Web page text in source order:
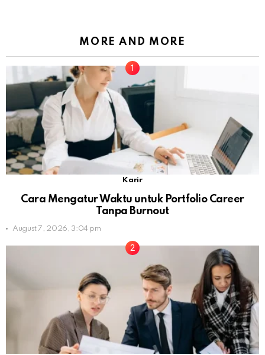
MORE AND MORE
Karir
Cara Mengatur Waktu untuk Portfolio Career
Tanpa Burnout
August 7, 2026, 3:04 pm